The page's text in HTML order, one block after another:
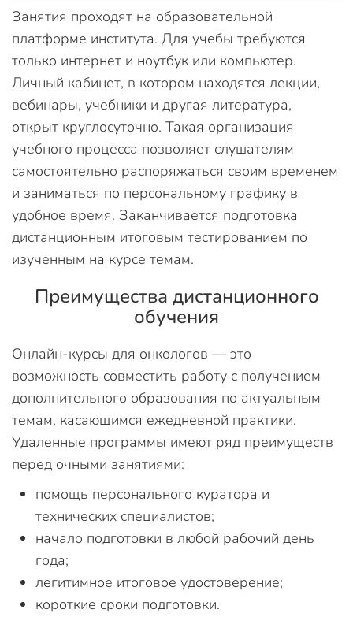
Занятия проходят на образовательной
платформе института. Для учебы требуются
только интернет и ноутбук или компьютер.
Личный кабинет, в котором находятся лекции,
вебинары, учебники и другая литература,
открыт круглосуточно. Такая организация
учебного процесса позволяет слушателям
самостоятельно распоряжаться своим временем
и заниматься по персональному графику в
удобное время. Заканчивается подготовка
дистанционным итоговым тестированием по
изученным на курсе темам.
Преимущества дистанционного
обучения
Онлайн-курсы для онкологов — это
возможность совместить работу с получением
дополнительного образования по актуальным
темам, касающимся ежедневной практики.
Удаленные программы имеют ряд преимуществ
перед очными занятиями:
помощь персонального куратора и
технических специалистов;
начало подготовки в любой рабочий день
года;
легитимное итоговое удостоверение;
короткие сроки подготовки.